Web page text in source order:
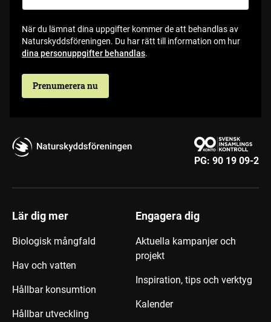
När du lämnat dina uppgifter kommer de att behandlas av
Naturskyddsföreningen. Du har rätt till information om hur
dina personuppgifter behandlas.
Prenumerera nu
PG: 90 19 09-2
Lär dig mer
Biologisk mångfald
Hav och vatten
Hållbar konsumtion
Hållbar utveckling
Engagera dig
Aktuella kampanjer och
projekt
Inspiration, tips och verktyg
Kalender